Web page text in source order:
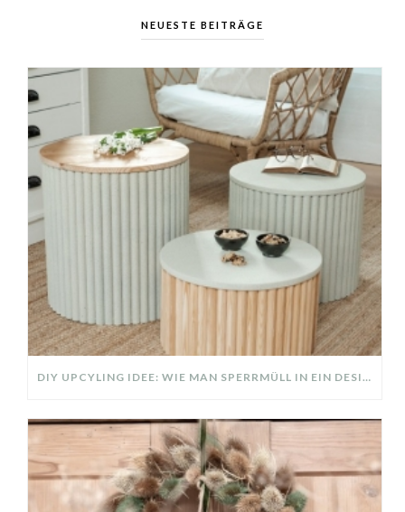
NEUESTE BEITRÄGE
DIY UPCYLING IDEE: WIE MAN SPERRMÜLL IN EIN DESIGNER TEIL VERWANDELT